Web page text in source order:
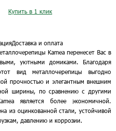
Купить в 1 клик
Доставка и оплата
Kamea перенесет Вас в
уютными домиками. Благодаря
вид металлочерепицы выгодно
прочностью и элегантным внешним
ширины, по сравнению с другими
является более экономичной.
из оцинкованной стали, устойчивой
давлению и коррозии.